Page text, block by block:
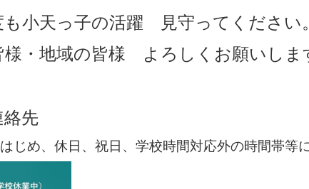
も小天っ子の活躍
見守ってください。
様・地域の皆様 よろしくお願いしま
先
じめ、休日、祝日、学校時間対応外の時間帯等